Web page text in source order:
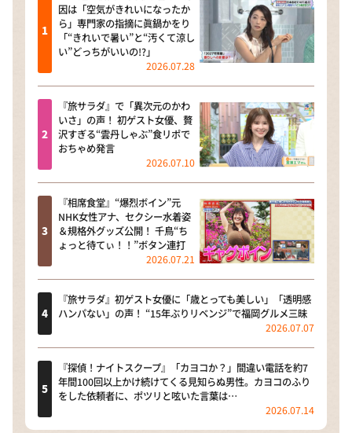
因は「空気がきれいになったか
ら」専門家の指摘に眞鍋かをり
「“きれいで暑い”と“汚くて涼し
い”どっちがいいの!?」
2026.07.28
『旅サラダ』で「異次元のかわ
いさ」の声！ 初ゲスト女優、贅
沢すぎる“雲丹しゃぶ”食リポで
おちゃめ発言
2026.07.10
『相席食堂』“爆烈ボイン”元
NHK女性アナ、セクシー水着姿
＆規格外グッズ公開！ 千鳥“ち
ょっと待てぃ！！”ボタン連打
2026.07.21
『旅サラダ』初ゲスト女優に「歳とっても美しい」「透明感
ハンパない」の声！ “15年ぶりリベンジ”で福岡グルメ三昧
2026.07.07
『探偵！ナイトスクープ』「カヨコか？」間違い電話を約7
年間100回以上かけ続けてくる見知らぬ男性。カヨコのふり
をした依頼者に、ポツリと呟いた言葉は…
2026.07.14